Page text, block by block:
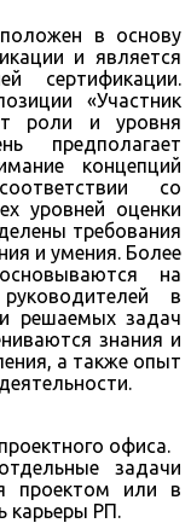
в основу
и является
сертификации.
«Участник
роли и уровня
предполагает
концепций
со
уровней оценки
требования
и умения. Более
на
в
решаемых задач
знания и
а также опыт
офиса.
задачи
проектом или в
карьеры РП.